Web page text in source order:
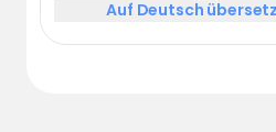
Auf Deutsch